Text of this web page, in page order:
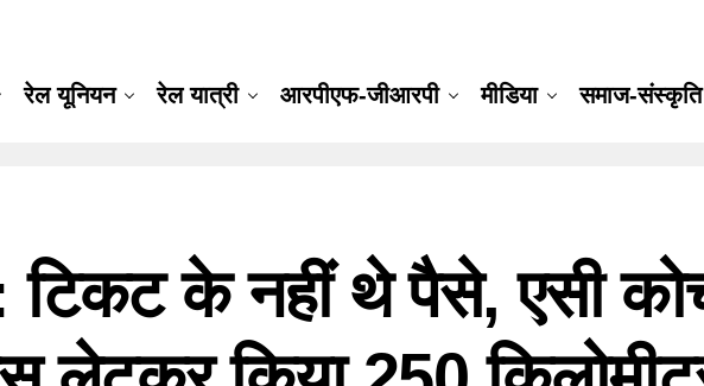
रेल यूनियन रेल यात्री आरपीएफ-जीआरपी मीडिया समाज-संस्कृति
के नहीं थे पैसे, एसी